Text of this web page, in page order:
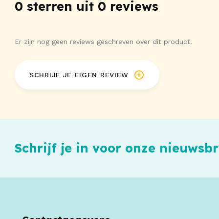
0 sterren uit 0 reviews
Er zijn nog geen reviews geschreven over dit product.
SCHRIJF JE EIGEN REVIEW
Schrijf je in voor onze